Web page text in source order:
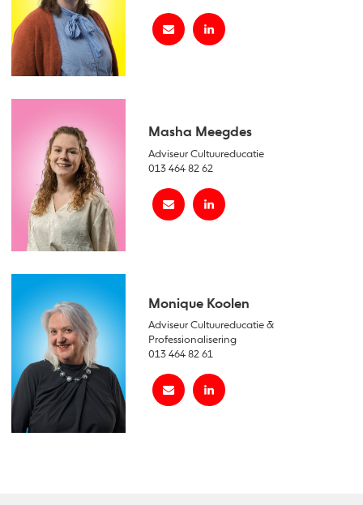
Masha Meegdes
Adviseur Cultuureducatie
013 464 82 62
Monique Koolen
Adviseur Cultuureducatie &
Professionalisering
013 464 82 61